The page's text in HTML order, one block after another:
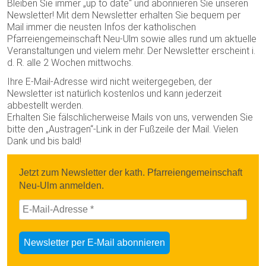
Bleiben Sie immer „up to date“ und abonnieren Sie unseren
Newsletter! Mit dem Newsletter erhalten Sie bequem per
Mail immer die neusten Infos der katholischen
Pfarreiengemeinschaft Neu-Ulm sowie alles rund um aktuelle
Veranstaltungen und vielem mehr. Der Newsletter erscheint i.
d. R. alle 2 Wochen mittwochs.
Ihre E-Mail-Adresse wird nicht weitergegeben, der
Newsletter ist natürlich kostenlos und kann jederzeit
abbestellt werden.
Erhalten Sie fälschlicherweise Mails von uns, verwenden Sie
bitte den „Austragen“-Link in der Fußzeile der Mail. Vielen
Dank und bis bald!
Jetzt zum Newsletter der kath. Pfarreiengemeinschaft
Neu-Ulm anmelden.